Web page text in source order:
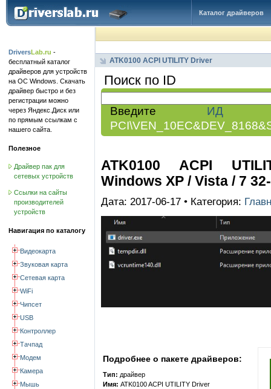
Каталог драйверов
DriversLab.ru -
бесплатный каталог
драйверов для устройств
на ОС Windows. Скачать
драйвер быстро и без
регистрации можно
через Яндекс.Диск или
по прямым ссылкам с
нашего сайта.
Полезное
Драйвер пак для
сетевых устройств
Ссылки на сайты
производителей
устройств
Навигация по каталогу
Видеокарта
Звуковая карта
Сетевая карта
WiFi
Чипсет
USB
Контроллер
Тачпад
Модем
Камера
Мышь
ATK0100 ACPI UTILITY Driver
Поиск по ID
Введите ИД
ATK0100 ACPI
Windows XP / Vista / 7
Дата: 2017-06-17 • Категория:
Подробнее о пакете драйверов:
Тип: драйвер
Имя: ATK0100 ACPI UTILITY Driver